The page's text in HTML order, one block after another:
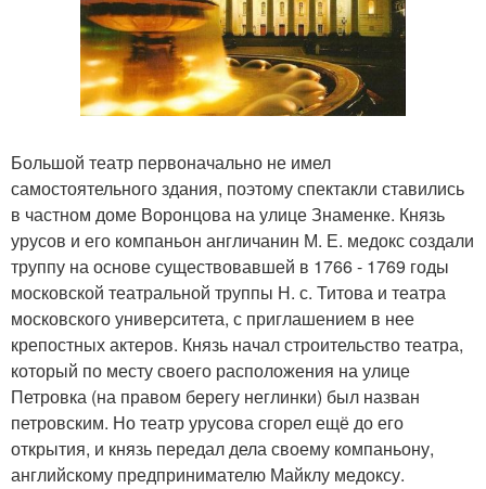
Большой театр первоначально не имел
самостоятельного здания, поэтому спектакли ставились
в частном доме Воронцова на улице Знаменке. Князь
урусов и его компаньон англичанин М. Е. медокс создали
труппу на основе существовавшей в 1766 - 1769 годы
московской театральной труппы Н. с. Титова и театра
московского университета, с приглашением в нее
крепостных актеров. Князь начал строительство театра,
который по месту своего расположения на улице
Петровка (на правом берегу неглинки) был назван
петровским. Но театр урусова сгорел ещё до его
открытия, и князь передал дела своему компаньону,
английскому предпринимателю Майклу медоксу.